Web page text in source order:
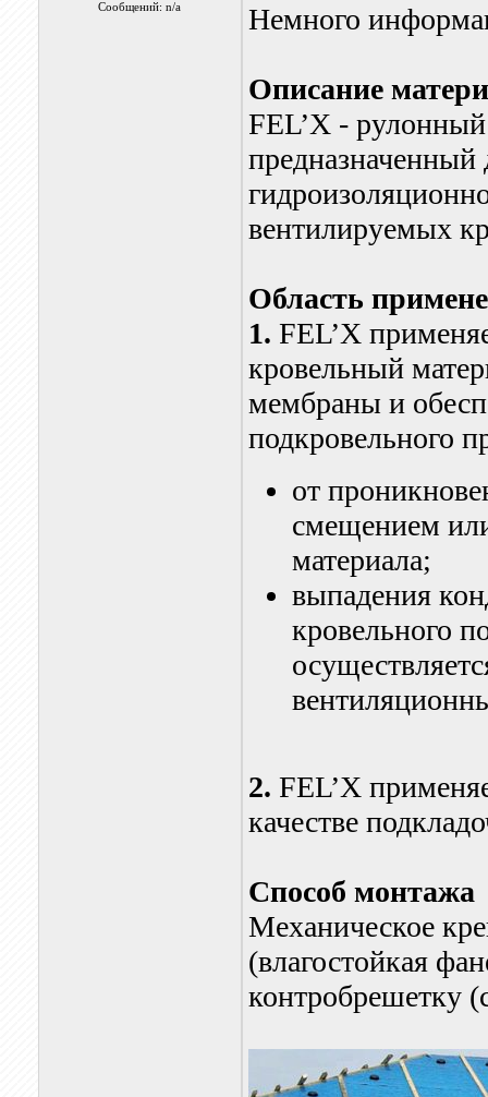
Сообщений: n/a
Немного
Описание
FEL’X -
предназначенный
вентилируемых
Область
1. FEL’X
кровельный
мембраны и
подкровельного
от
смещением
материала;
выпадения
кровельного
2. FEL’X
качестве
Способ монтажа
Механическое
(влагостойкая
контробрешетку